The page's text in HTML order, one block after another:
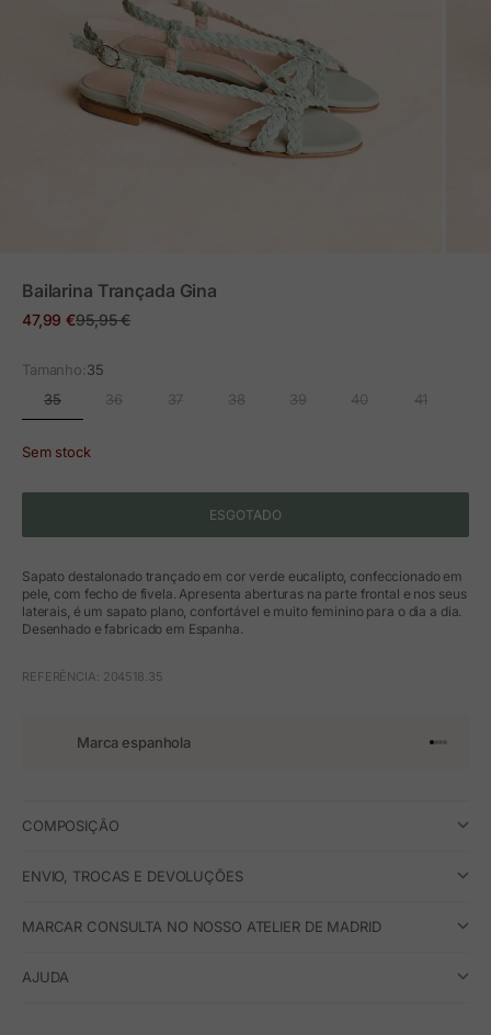
Bailarina Trançada Gina
Preço em promoção
47,99 €Preço normal
95,95 €
Tamanho:35
35
36 37 38 39 40 41
Sem stock
ESGOTADO
Sapato destalonado trançado em cor verde eucalipto, confeccionado em
pele, com fecho de fivela. Apresenta aberturas na parte frontal e nos seus
laterais, é um sapato plano, confortável e muito feminino para o dia a dia.
Desenhado e fabricado em Espanha.
REFERÊNCIA: 204518.35
Marca espanhola Ir para o
Ir para
Ir para
Ir para
COMPOSIÇÃO
ENVIO, TROCAS E DEVOLUÇÕES
MARCAR CONSULTA NO NOSSO ATELIER DE MADRID
AJUDA